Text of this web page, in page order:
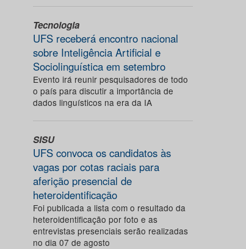
Tecnologia
UFS receberá encontro nacional
sobre Inteligência Artificial e
Sociolinguística em setembro
Evento irá reunir pesquisadores de todo
o país para discutir a importância de
dados linguísticos na era da IA
SISU
UFS convoca os candidatos às
vagas por cotas raciais para
aferição presencial de
heteroidentificação
Foi publicada a lista com o resultado da
heteroidentificação por foto e as
entrevistas presenciais serão realizadas
no dia 07 de agosto